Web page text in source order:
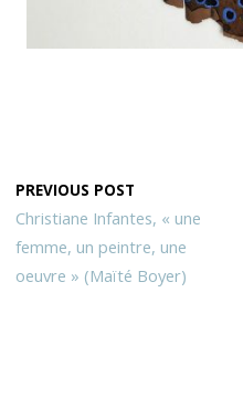
PREVIOUS POST
Christiane Infantes, « une
femme, un peintre, une
oeuvre » (Maïté Boyer)